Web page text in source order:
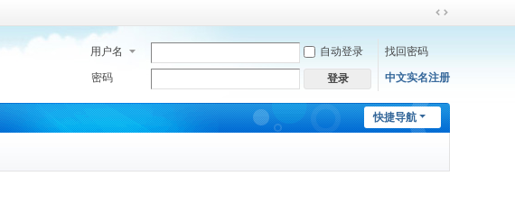
切
宽
用户名 自动登录 找回密码
密码 登录 中文实名注册
快捷导航